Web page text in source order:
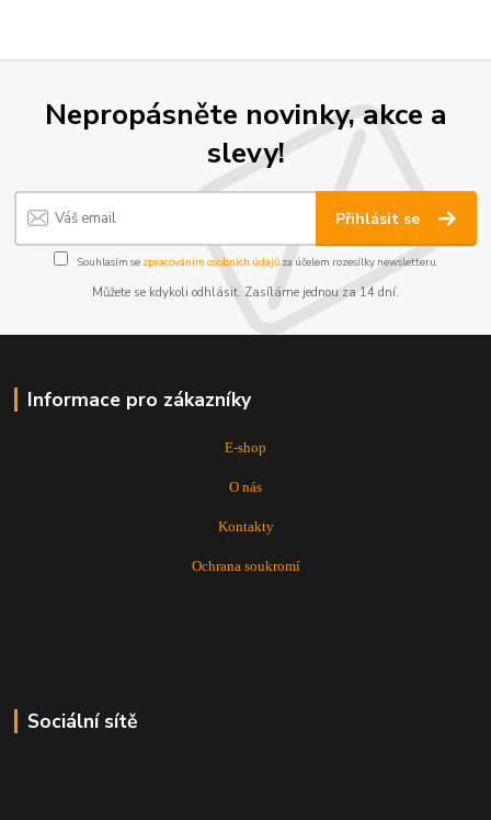
Nepropásněte novinky, akce a
slevy!
Přihlásit se
Souhlasím se zpracováním osobních údajůza účelem rozesílky newsletteru.
Můžete se kdykoli odhlásit. Zasíláme jednou za 14 dní.
Informace pro zákazníky
E-shop
O nás
Kontakty
Ochrana soukromí
Sociální sítě